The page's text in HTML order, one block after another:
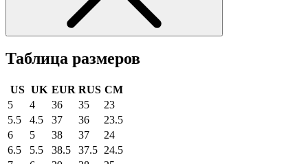
Таблица размеров
US UK EUR RUS CM
5
4 36 35
23
5.5
4.5 37 36
23.5
6
5 38 37
24
6.5
5.5 38.5 37.5 24.5